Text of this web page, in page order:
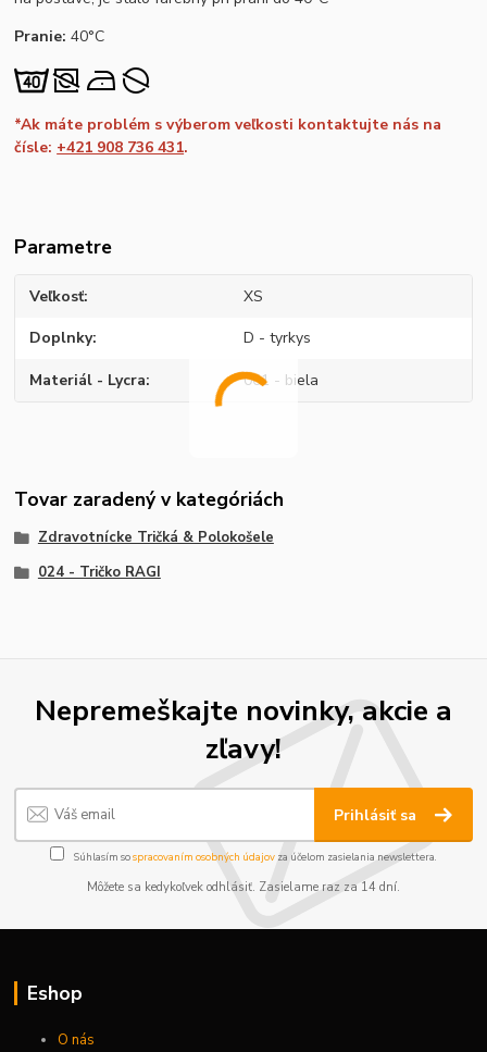
Pranie:40°C
*Ak máte problém s výberom veľkosti kontaktujte nás na
čísle: +421 908 736 431.
Parametre
Veľkosť XS
Doplnky D - tyrkys
Materiál - Lycra 001 - biela
Tovar zaradený v kategóriách
Zdravotnícke Tričká & Polokošele
024 - Tričko RAGI
Nepremeškajte novinky, akcie a
zľavy!
Prihlásiť sa
Súhlasím sospracovaním osobných údajov za účelom zasielania newslettera.
Môžete sa kedykoľvek odhlásiť. Zasielame raz za 14 dní.
Eshop
O nás